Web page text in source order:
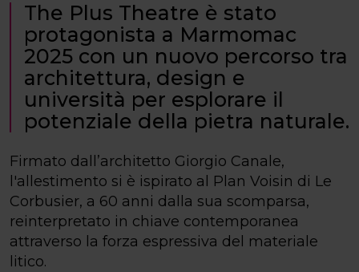
The Plus Theatre è stato
protagonista a Marmomac
2025 con un nuovo percorso tra
architettura, design e
università per esplorare il
potenziale della pietra naturale.
Firmato dall’architetto Giorgio Canale,
l'allestimento si è ispirato al Plan Voisin di Le
Corbusier, a 60 anni dalla sua scomparsa,
reinterpretato in chiave contemporanea
attraverso la forza espressiva del materiale
litico.